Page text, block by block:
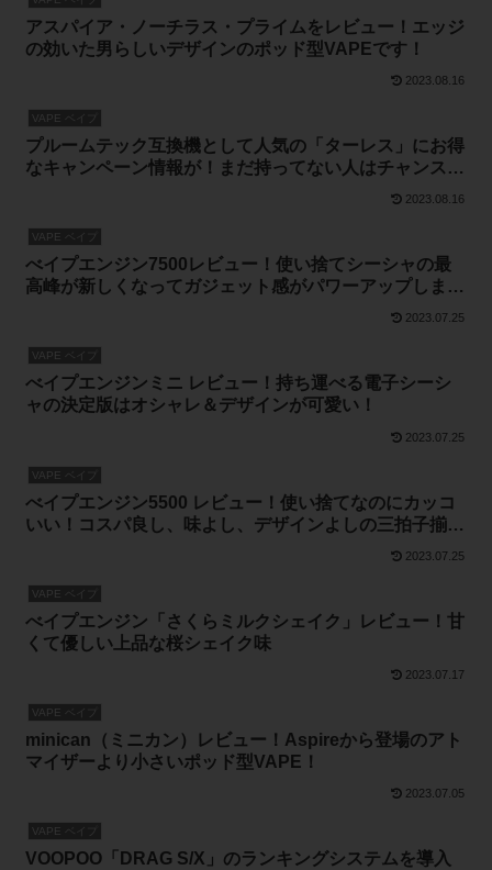
アスパイア・ノーチラス・プライムをレビュー！エッジ
の効いた男らしいデザインのポッド型VAPEです！
2023.08.16
VAPE ベイプ
プルームテック互換機として人気の「ターレス」にお得
なキャンペーン情報が！まだ持ってない人はチャンスで
2023.08.16
VAPE ベイプ
べイプエンジン7500レビュー！使い捨てシーシャの最
高峰が新しくなってガジェット感がパワーアップしまし
2023.07.25
VAPE ベイプ
べイプエンジンミニ レビュー！持ち運べる電子シーシ
ャの決定版はオシャレ＆デザインが可愛い！
2023.07.25
VAPE ベイプ
べイプエンジン5500 レビュー！使い捨てなのにカッコ
いい！コスパ良し、味よし、デザインよしの三拍子揃っ
2023.07.25
VAPE ベイプ
べイプエンジン「さくらミルクシェイク」レビュー！甘
くて優しい上品な桜シェイク味
2023.07.17
VAPE ベイプ
minican（ミニカン）レビュー！Aspireから登場のアト
マイザーより小さいポッド型VAPE！
2023.07.05
VAPE ベイプ
VOOPOO「DRAG S/X」のランキングシステムを導入